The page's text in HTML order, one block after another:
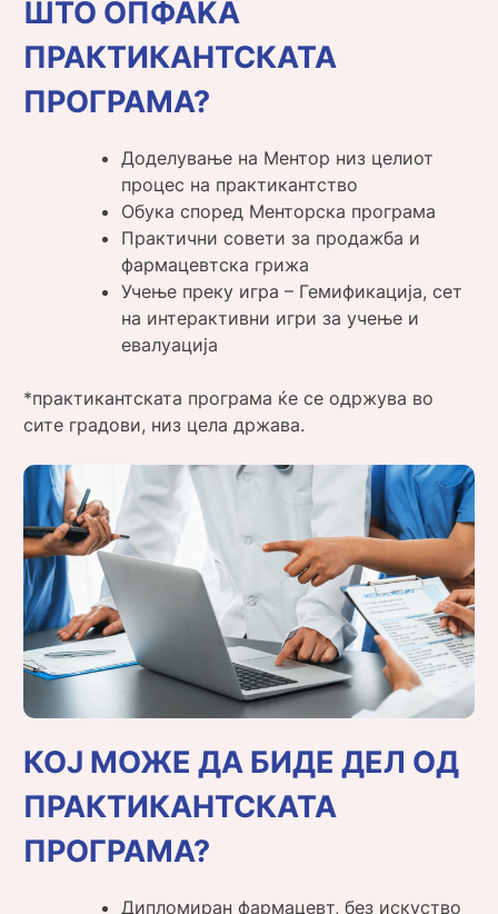
ШТО ОПФАЌА
ПРАКТИКАНТСКАТА
ПРОГРАМА?
Доделување на Ментор низ целиот
процес на практикантство
Обука според Менторска програма
Практични совети за продажба и
фармацевтска грижа
Учење преку игра – Гемификација, сет
на интерактивни игри за учење и
евалуација
*практикантската програма ќе се одржува во
сите градови, низ цела држава.
КОЈ МОЖЕ ДА БИДЕ ДЕЛ ОД
ПРАКТИКАНТСКАТА
ПРОГРАМА?
Дипломиран фармацевт, без искуство